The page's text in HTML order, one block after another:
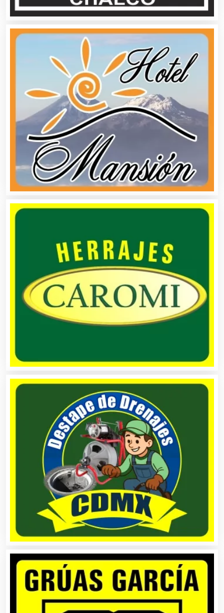
Albercas
Alimentos
Almacenaje
Alquiler de Autos
Alquiler de Equipos para Fiestas
Alquiler de Trajes de Etiqueta
Alta Costura
Ambulancias
Análisis Clínicos
Análisis de Aguas
Animadores de Eventos
Aparatos y Equipos Eléctricos
Arquitectos
Artes Gráficas